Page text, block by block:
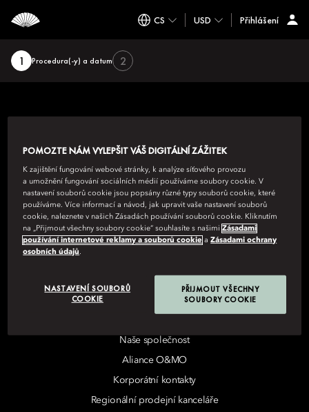
CS USD Přihlášení
Krok
1, 1 Procedura(-y) a datum 2
HOTELOVÁ SKUPINA MANDARIN ORIENTAL
8th Floor, One Island East, Taikoo Place 18 Westlands Road,
Quarry Bay, Hongkong
Zobrazit všechny bezplatné rezervační linky
Naše společnost
Aliance O&MO
Korporátní kontakty
Regionální prodejní kanceláře
POMOZTE NÁM VYLEPŠIT VÁŠ DIGITÁLNÍ ZÁŽITEK
K zajištění fungování webové stránky, k analýze síťového provozu
a umožnění fungování sociálních médií používáme soubory cookie. V
nastavení souborů cookie jsou popsány různé typy souborů cookie, které
používáme. Více informací a návod, jak upravit vaše nastavení souborů
cookie, naleznete v našich Zásadách používání souborů cookie. Kliknutím
na „Přijmout všechny soubory cookie“ souhlasíte s našimiZásadami
používání internetové reklamy a souborů cookie aZásadami ochrany
osobních údajů.
NASTAVENÍ SOUBORŮ
COOKIE
PŘIJMOUT VŠECHNY
SOUBORY COOKIE